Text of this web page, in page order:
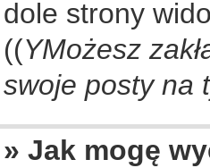
dole strony
((YMożesz
swoje posty na
» Jak mogę